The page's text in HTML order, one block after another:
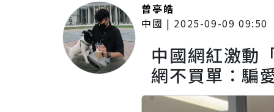
曾亭皓
中國 | 2025-09-09 09:50
中國網紅激動
網不買單：騙